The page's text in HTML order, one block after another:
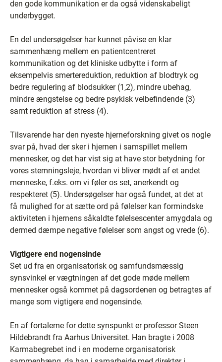
den gode kommunikation er da også videnskabeligt
underbygget.
En del undersøgelser har kunnet påvise en klar
sammenhæng mellem en patientcentreret
kommunikation og det kliniske udbytte i form af
eksempelvis smertereduktion, reduktion af blodtryk og
bedre regulering af blodsukker (1,2), mindre ubehag,
mindre ængstelse og bedre psykisk velbefindende (3)
samt reduktion af stress (4).
Tilsvarende har den nyeste hjerneforskning givet os nogle
svar på, hvad der sker i hjernen i samspillet mellem
mennesker, og det har vist sig at have stor betydning for
vores stemningsleje, hvordan vi bliver mødt af et andet
menneske, f.eks. om vi føler os set, anerkendt og
respekteret (5). Undersøgelser har også fundet, at det at
få mulighed for at sætte ord på følelser kan formindske
aktiviteten i hjernens såkaldte følelsescenter amygdala og
dermed dæmpe negative følelser som angst og vrede (6).
Vigtigere end nogensinde
Set ud fra en organisatorisk og samfundsmæssig
synsvinkel er vægtningen af det gode møde mellem
mennesker også kommet på dagsordenen og betragtes af
mange som vigtigere end nogensinde.
En af fortalerne for dette synspunkt er professor Steen
Hildebrandt fra Aarhus Universitet. Han bragte i 2008
Karmabegrebet ind i en moderne organisatorisk